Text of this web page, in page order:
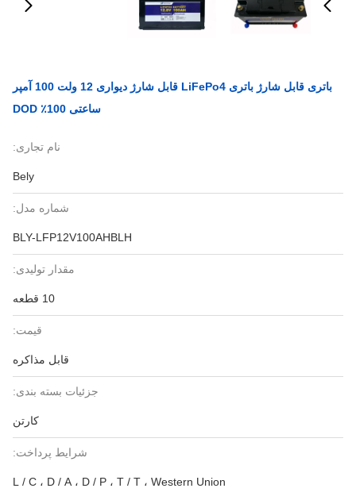
باتری قابل شارژ باتری LiFePo4 قابل شارژ دیواری 12 ولت 100 آمپر
ساعتی 100٪ DOD
نام تجاری:
Bely
شماره مدل:
BLY-LFP12V100AHBLH
مقدار تولیدی:
10 قطعه
قیمت:
قابل مذاکره
جزئیات بسته بندی:
کارتن
شرایط پرداخت:
L / C ، D / A ، D / P ، T / T ، Western Union